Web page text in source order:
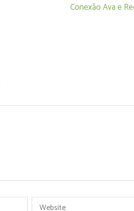
Conexão Ava e
Website